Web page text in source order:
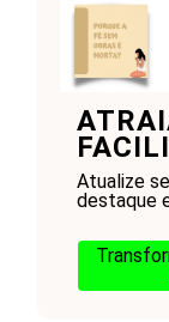
Atualize
destaque